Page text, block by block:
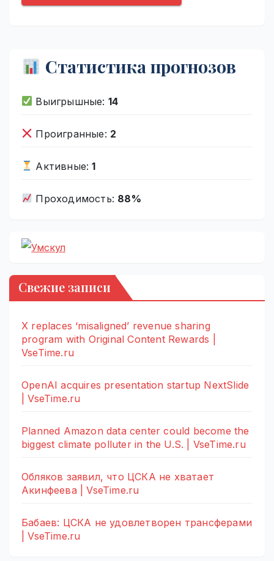
Статистика прогнозов
Выигрышные: 14
Проигранные: 2
Активные:1
Проходимость: 88%
Свежие записи
X replaces ‘misaligned’ revenue sharing
program with Original Content Rewards |
VseTime.ru
OpenAI acquires presentation startup NextSlide
| VseTime.ru
Planned Amazon data center could become the
biggest climate polluter in the U.S. | VseTime.ru
Обляков заявил, что ЦСКА не хватает
Акинфеева | VseTime.ru
Бабаев: ЦСКА не удовлетворен трансферами
| VseTime.ru